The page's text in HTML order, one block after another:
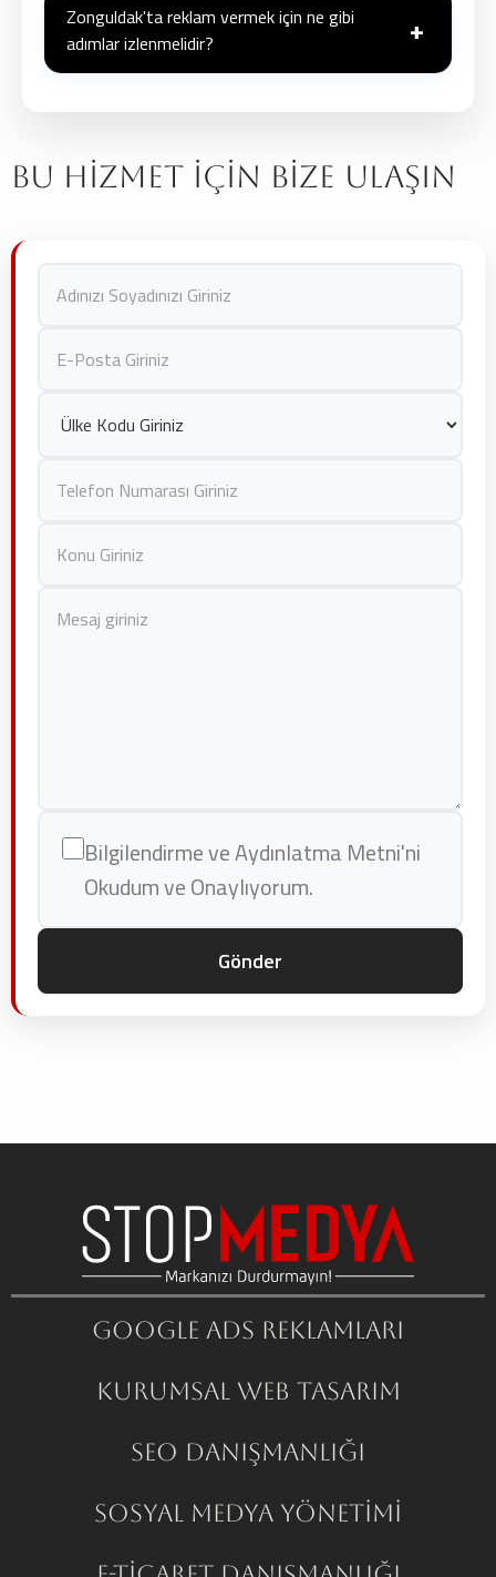
yönelik kampanyalariçin uygundur. Özellikle
gıda, turizm ve tekstil
hedefleme yapılabilir.
Zonguldak'ta reklam vermek için ne gibi
adımlar izlenmelidir?
+
yasal izinler alınarak reklamınız yayınlanır.
Bu Hizmet İçin Bize Ulaşın
Bilgilendirme ve Aydınlatma Metni'ni
Okudum ve Onaylıyorum.
Google ADS Reklamları
Kurumsal Web Tasarım
SEO Danışmanlığı
Sosyal Medya Yönetimi